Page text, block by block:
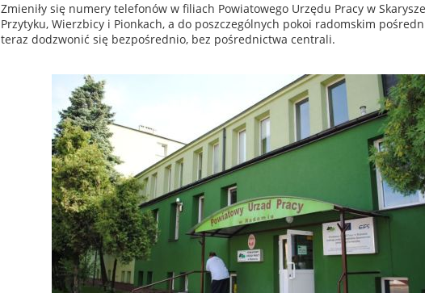
Zmieniły się numery telefonów w filiach Powiatowego Urzędu Pracy w
Przytyku, Wierzbicy i Pionkach, a do poszczególnych pokoi radomskim
teraz dodzwonić się bezpośrednio, bez pośrednictwa centrali.